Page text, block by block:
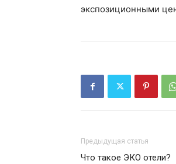
экспозиционными
Предыдущая статья
Что такое ЭКО отели?